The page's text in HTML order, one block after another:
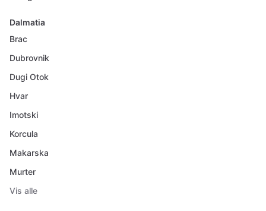
Dalmatia
Brac
Dubrovnik
Dugi Otok
Hvar
Imotski
Korcula
Makarska
Murter
Vis alle